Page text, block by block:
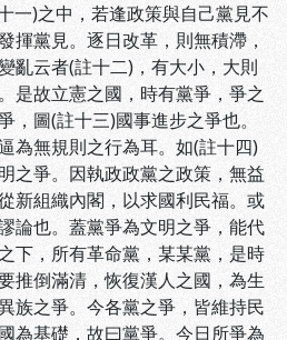
一)之中，若逢政策與自己黨見不
揮黨見。逐日改革，則無積滯，
亂云者(註十二)，有大小，大則
是故立憲之國，時有黨爭，爭之
，圖(註十三)國事進步之爭也。
為無規則之行為耳。如(註十四)
之爭。因執政政黨之政策，無益
新組織內閣，以求國利民福。或
論也。蓋黨爭為文明之爭，能代
下，所有革命黨，某某黨，是時
推倒滿清，恢復漢人之國，為生
族之爭。今各黨之爭，皆維持民
為基礎，故曰黨爭。今日所爭為